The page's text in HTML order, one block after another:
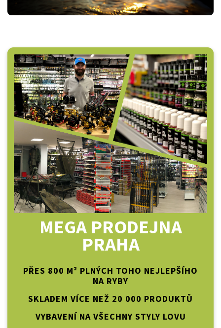
MEGA PRODEJNA
PRAHA
PŘES 800 M² PLNÝCH TOHO NEJLEPŠÍHO
NA RYBY
SKLADEM VÍCE NEŽ 20 000 PRODUKTŮ
VYBAVENÍ NA VŠECHNY STYLY LOVU